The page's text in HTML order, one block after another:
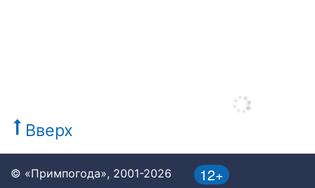
Вверх
12+
© «Примпогода», 2001-2026